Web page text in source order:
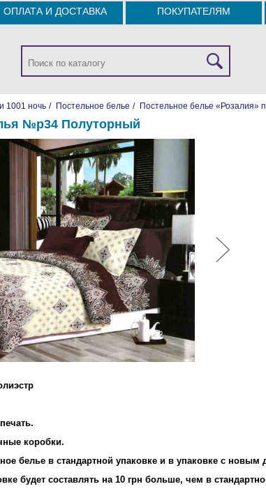
ОПЛАТА И ДОСТАВКА ПОКУПАТЕЛЯМ
1001 ночь / Постельное белье / Постельное белье «Розалия»
№р34 Полуторный
коробки.
белье в стандартной упаковке и в упаковке с новым
будет составлять на 10 грн больше, чем в